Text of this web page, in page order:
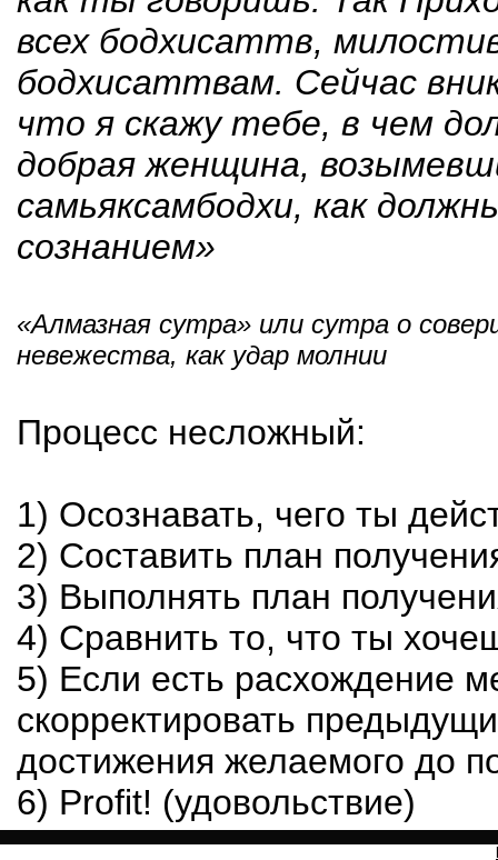
всех бодхисаттв,
бодхисаттвам. Сейчас
что я скажу тебе, в чем
добрая женщина,
самьяксамбодхи, как
сознанием»
«Алмазная сутра» или сутра о
невежества, как удар молнии
Процесс несложный:
1) Осознавать, чего ты
2) Составить план
3) Выполнять план
4) Сравнить то, что ты
5) Если есть расхождение
скорректировать
достижения желаемого до
6) Profit! (удовольствие)